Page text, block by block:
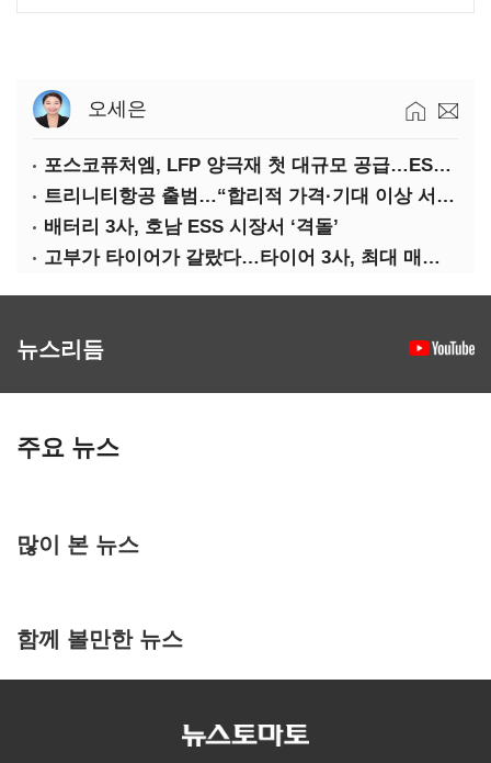
오세은
포스코퓨처엠, LFP 양극재 첫 대규모 공급…ESS 시장 공략
트리니티항공 출범…“합리적 가격·기대 이상 서비스로 승부”
배터리 3사, 호남 ESS 시장서 ‘격돌’
고부가 타이어가 갈랐다…타이어 3사, 최대 매출에도 영업익 희비
뉴스리듬
주요 뉴스
많이 본 뉴스
함께 볼만한 뉴스